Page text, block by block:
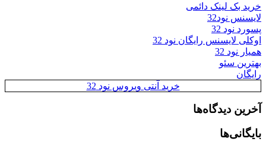
خرید بک لینک دائمی
لایسنس نود32
پسورد نود 32
اوکلی لایسنس رایگان نود 32
همیار نود 32
بهترین سئو
رایگان
خرید آنتی ویروس نود 32
آخرین دیدگاه‌ها
بایگانی‌ها